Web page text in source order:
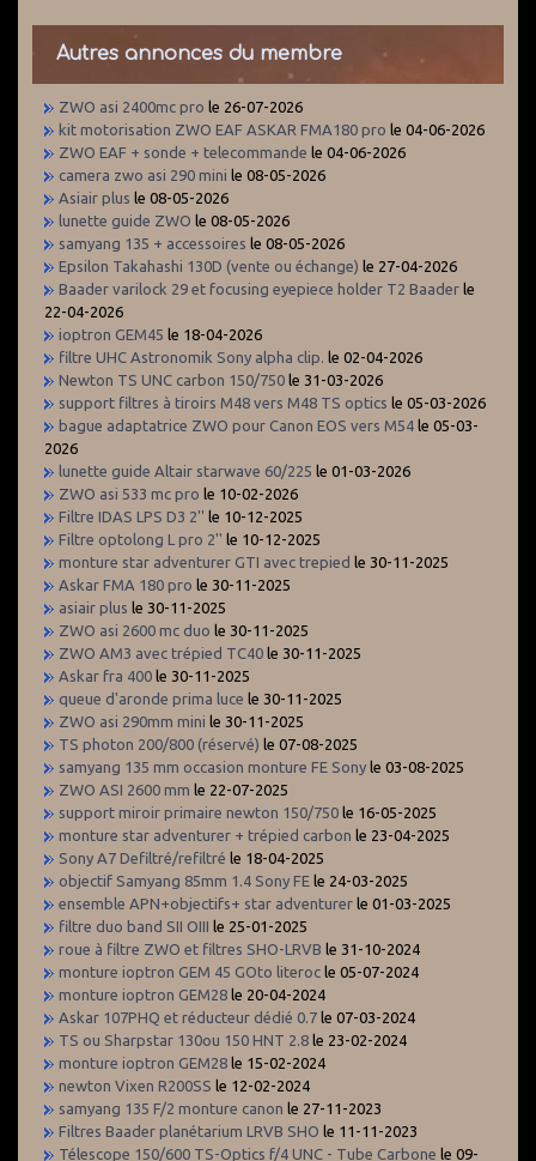
Autres annonces du membre
ZWO asi 2400mc pro le 26-07-2026
kit motorisation ZWO EAF ASKAR FMA180 pro le 04-06-2026
ZWO EAF + sonde + telecommande le 04-06-2026
camera zwo asi 290 mini le 08-05-2026
Asiair plus le 08-05-2026
lunette guide ZWO le 08-05-2026
samyang 135 + accessoires le 08-05-2026
Epsilon Takahashi 130D (vente ou échange) le 27-04-2026
Baader varilock 29 et focusing eyepiece holder T2 Baader le
22-04-2026
ioptron GEM45 le 18-04-2026
filtre UHC Astronomik Sony alpha clip. le 02-04-2026
Newton TS UNC carbon 150/750 le 31-03-2026
support filtres à tiroirs M48 vers M48 TS optics le 05-03-2026
bague adaptatrice ZWO pour Canon EOS vers M54 le 05-03-
2026
lunette guide Altair starwave 60/225 le 01-03-2026
ZWO asi 533 mc pro le 10-02-2026
Filtre IDAS LPS D3 2'' le 10-12-2025
Filtre optolong L pro 2'' le 10-12-2025
monture star adventurer GTI avec trepied le 30-11-2025
Askar FMA 180 pro le 30-11-2025
asiair plus le 30-11-2025
ZWO asi 2600 mc duo le 30-11-2025
ZWO AM3 avec trépied TC40 le 30-11-2025
Askar fra 400 le 30-11-2025
queue d'aronde prima luce le 30-11-2025
ZWO asi 290mm mini le 30-11-2025
TS photon 200/800 (réservé) le 07-08-2025
samyang 135 mm occasion monture FE Sony le 03-08-2025
ZWO ASI 2600 mm le 22-07-2025
support miroir primaire newton 150/750 le 16-05-2025
monture star adventurer + trépied carbon le 23-04-2025
Sony A7 Defiltré/refiltré le 18-04-2025
objectif Samyang 85mm 1.4 Sony FE le 24-03-2025
ensemble APN+objectifs+ star adventurer le 01-03-2025
filtre duo band SII OIII le 25-01-2025
roue à filtre ZWO et filtres SHO-LRVB le 31-10-2024
monture ioptron GEM 45 GOto literoc le 05-07-2024
monture ioptron GEM28 le 20-04-2024
Askar 107PHQ et réducteur dédié 0.7 le 07-03-2024
TS ou Sharpstar 130ou 150 HNT 2.8 le 23-02-2024
monture ioptron GEM28 le 15-02-2024
newton Vixen R200SS le 12-02-2024
samyang 135 F/2 monture canon le 27-11-2023
Filtres Baader planétarium LRVB SHO le 11-11-2023
Télescope 150/600 TS-Optics f/4 UNC - Tube Carbone le 09-